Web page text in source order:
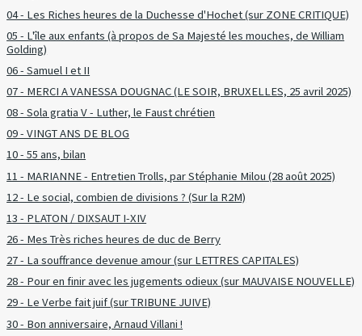
04 - Les Riches heures de la Duchesse d'Hochet (sur ZONE CRITIQUE)
05 - L'île aux enfants (à propos de Sa Majesté les mouches, de William
Golding)
06 - Samuel I et II
07 - MERCI A VANESSA DOUGNAC (LE SOIR, BRUXELLES, 25 avril 2025)
08 - Sola gratia V - Luther, le Faust chrétien
09 - VINGT ANS DE BLOG
10 - 55 ans, bilan
11 - MARIANNE - Entretien Trolls, par Stéphanie Milou (28 août 2025)
12 - Le social, combien de divisions ? (Sur la R2M)
13 - PLATON / DIXSAUT I-XIV
26 - Mes Très riches heures de duc de Berry
27 - La souffrance devenue amour (sur LETTRES CAPITALES)
28 - Pour en finir avec les jugements odieux (sur MAUVAISE NOUVELLE)
29 - Le Verbe fait juif (sur TRIBUNE JUIVE)
30 - Bon anniversaire, Arnaud Villani !